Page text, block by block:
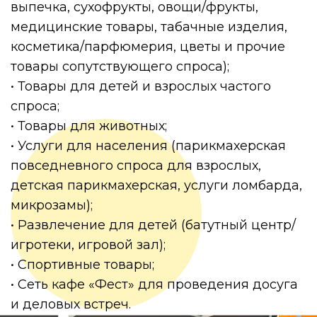
выпечка, сухофрукты, овощи/фрукты,
медицинские товары, табачные изделия,
косметика/парфюмерия, цветы и прочие
товары сопутствующего спроса);
• Товары для детей и взрослых частого
спроса;
• Товары для животных;
• Услуги для населения (парикмахерская
повседневного спроса для взрослых,
детская парикмахерская, услуги ломбарда,
микрозамы);
• Развлечение для детей (батутный центр/
игротеки, игровой зал);
• Спортивные товары;
• Сеть кафе «Фест» для проведения досуга
и деловых встреч.